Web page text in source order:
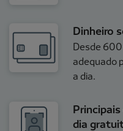
Dinheiro
Desde
adequado
a dia.
dia